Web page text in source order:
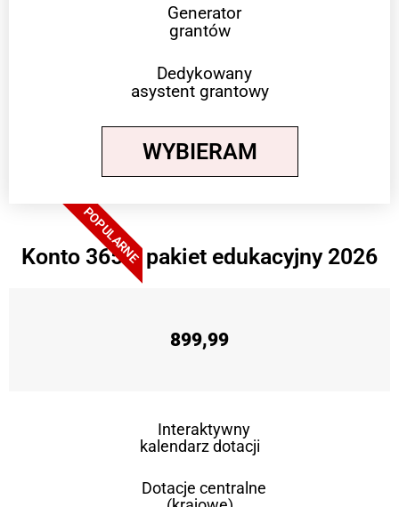
Generator
grantów
Dedykowany
asystent grantowy
WYBIERAM
POPULARNE
Konto 365 + pakiet edukacyjny 2026
899,99
Interaktywny
kalendarz dotacji
Dotacje centralne